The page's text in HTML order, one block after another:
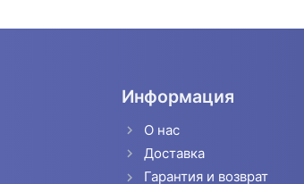
Информация
О нас
Доставка
Гарантия и возврат